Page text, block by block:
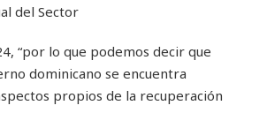
del Sector
“por lo que podemos decir que
dominicano se encuentra
propios de la recuperación